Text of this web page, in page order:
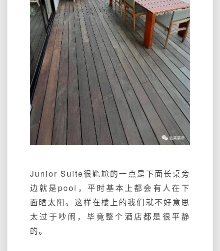
Junior Suite很尴尬的一点是下面长桌旁
边就是pool，平时基本上都会有人在下
面晒太阳。这样在楼上的我们就不好意思
太过于吵闹，毕竟整个酒店都是很平静
的。